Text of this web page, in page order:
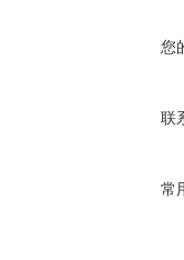
您
联
常